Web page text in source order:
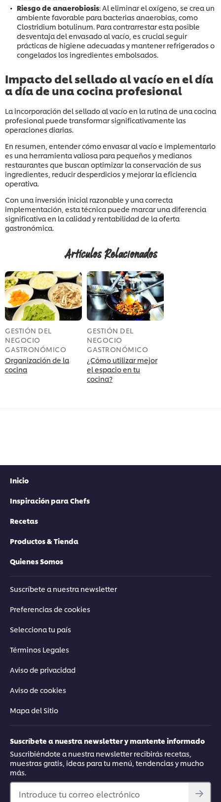
Riesgo de anaerobiosis: Al eliminar el oxígeno, se crea un
ambiente favorable para bacterias anaerobias, como
Clostridium botulinum. Para contrarrestar esta posible
desventaja del envasado al vacío, es crucial seguir
prácticas de higiene adecuadas y mantener refrigerados o
congelados los ingredientes embolsados.
Impacto del sellado al vacío en el día
a día de una cocina profesional
La incorporación del sellado al vacío en la rutina de una cocina
profesional puede transformar significativamente las
operaciones diarias.
En resumen, entender cómo envasar al vacío e implementarlo
es una herramienta valiosa para pequeños y medianos
restaurantes que buscan optimizar la conservación de sus
ingredientes, reducir desperdicios y mejorar la eficiencia
operativa.
Con una inversión inicial razonable y una correcta
implementación, esta técnica puede marcar una diferencia
significativa en la calidad y rentabilidad de la oferta
gastronómica.
Artículos Relacionados
GESTIÓN DEL
NEGOCIO
GASTRONÓMICO
Organización de la
cocina
GESTIÓN DEL
NEGOCIO
GASTRONÓMICO
¿Cómo utilizar mejor
el espacio en tu
cocina?
Inicio
Inspiración para Chefs
Recetas
Productos & Tienda
Quienes Somos
Suscríbete a nuestra newsletter
Preferencias de cookies
Selecciona tu país
Términos Legales
Aviso de privacidad
Aviso de cookies
Mapa del Sitio
Suscríbete a nuestra newsletter y mantente informado
Suscribiéndote a nuestra newsletter recibirás recetas,
muestras gratis, ideas para tu menú, tendencias y mucho
más.
Introduce tu correo electrónico